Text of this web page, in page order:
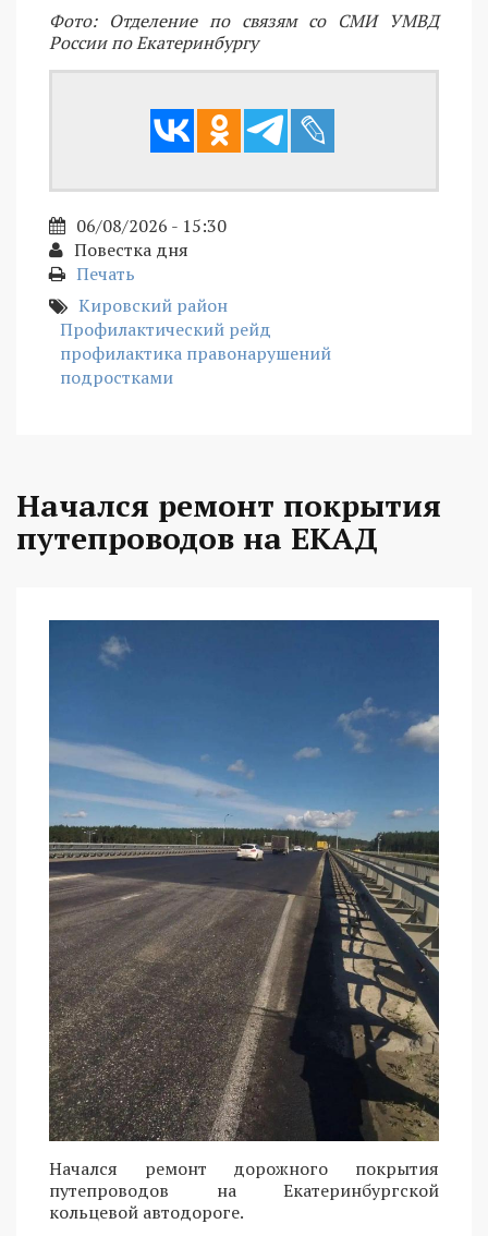
Фото: Отделение по связям со СМИ УМВД
России по Екатеринбургу
06/08/2026 - 15:30
Повестка дня
Печать
Кировский район
Профилактический рейд
профилактика правонарушений
подростками
Начался ремонт покрытия
путепроводов на ЕКАД
Начался ремонт дорожного покрытия
путепроводов на Екатеринбургской
кольцевой автодороге.